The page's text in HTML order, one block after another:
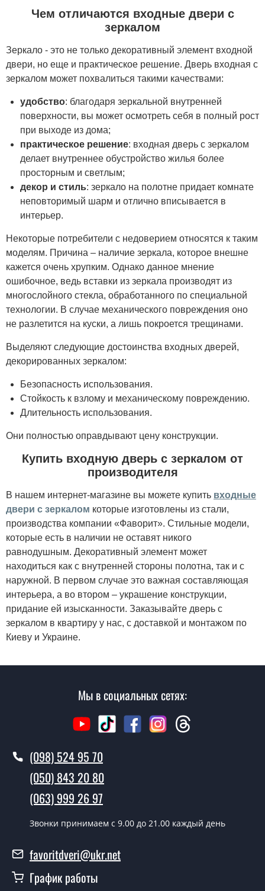
Чем отличаются входные двери с
зеркалом
Зеркало - это не только декоративный элемент входной
двери, но еще и практическое решение. Дверь входная с
зеркалом может похвалиться такими качествами:
удобство: благодаря зеркальной внутренней
поверхности, вы может осмотреть себя в полный рост
при выходе из дома;
практическое решение: входная дверь с зеркалом
делает внутреннее обустройство жилья более
просторным и светлым;
декор и стиль: зеркало на полотне придает комнате
неповторимый шарм и отлично вписывается в
интерьер.
Некоторые потребители с недоверием относятся к таким
моделям. Причина – наличие зеркала, которое внешне
кажется очень хрупким. Однако данное мнение
ошибочное, ведь вставки из зеркала производят из
многослойного стекла, обработанного по специальной
технологии. В случае механического повреждения оно
не разлетится на куски, а лишь покроется трещинами.
Выделяют следующие достоинства входных дверей,
декорированных зеркалом:
Безопасность использования.
Стойкость к взлому и механическому повреждению.
Длительность использования.
Они полностью оправдывают цену конструкции.
Купить входную дверь с зеркалом от
производителя
В нашем интернет-магазине вы можете купить входные
двери с зеркалом которые изготовлены из стали,
производства компании «Фаворит». Стильные модели,
которые есть в наличии не оставят никого
равнодушным. Декоративный элемент может
находиться как с внутренней стороны полотна, так и с
наружной. В первом случае это важная составляющая
интерьера, а во втором – украшение конструкции,
придание ей изысканности. Заказывайте дверь с
зеркалом в квартиру у нас, с доставкой и монтажом по
Киеву и Украине.
Мы в социальных сетях:
(098) 524 95 70
(050) 843 20 80
(063) 999 26 97
Звонки принимаем c 9.00 до 21.00 каждый день
favoritdveri@ukr.net
График работы